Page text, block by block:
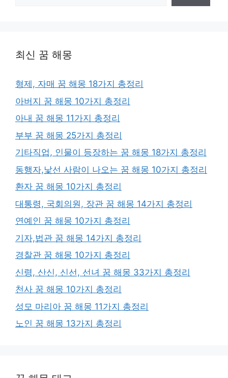
최신 꿈 해몽
형제, 자매 꿈 해몽 18가지 총정리
아버지 꿈 해몽 10가지 총정리
아내 꿈 해몽 11가지 총정리
부부 꿈 해몽 25가지 총정리
기타직업, 인물이 등장하는 꿈 해몽 18가지 총정리
동행자,낯선 사람이 나오는 꿈 해몽 10가지 총정리
환자 꿈 해몽 10가지 총정리
대통령, 국회의원, 장관 꿈 해몽 14가지 총정리
연예인 꿈 해몽 10가지 총정리
기자,법관 꿈 해몽 14가지 총정리
경찰관 꿈 해몽 10가지 총정리
신령, 산신, 신선, 선녀 꿈 해몽 33가지 총정리
천사 꿈 해몽 10가지 총정리
성모 마리아 꿈 해몽 11가지 총정리
노인 꿈 해몽 13가지 총정리